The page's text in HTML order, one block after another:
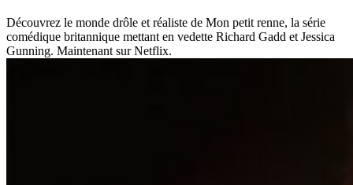
Découvrez le monde drôle et réaliste de Mon petit renne, la série
comédique britannique mettant en vedette Richard Gadd et Jessica
Gunning. Maintenant sur Netflix.